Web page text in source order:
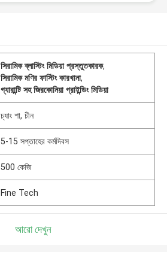
সিরামিক ব্লাস্টিং মিডিয়া প্রস্তুতকারক,
সিরামিক মণির ফাস্টিং কারখানা,
গ্যারান্টি সহ জিরকোনিয়া গ্রাইন্ডিং মিডিয়া
চ্যাং শা, চীন
5-15 সপ্তাহের কর্মদিবস
500 কেজি
Fine Tech
আরো দেখুন